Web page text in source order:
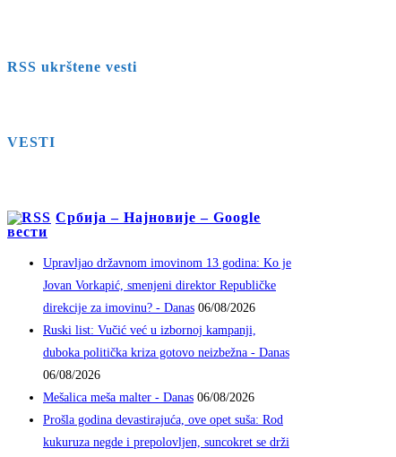
RSS ukrštene vesti
VESTI
Србија – Најновије – Google
вести
Upravljao državnom imovinom 13 godina: Ko je
Jovan Vorkapić, smenjeni direktor Republičke
direkcije za imovinu? - Danas 06/08/2026
Ruski list: Vučić već u izbornoj kampanji,
duboka politička kriza gotovo neizbežna - Danas
06/08/2026
Mešalica meša malter - Danas 06/08/2026
Prošla godina devastirajuća, ove opet suša: Rod
kukuruza negde i prepolovljen, suncokret se drži